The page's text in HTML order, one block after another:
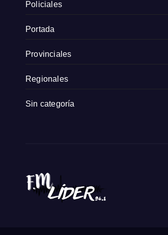
Policiales
Portada
Provinciales
Regionales
Sin categoría